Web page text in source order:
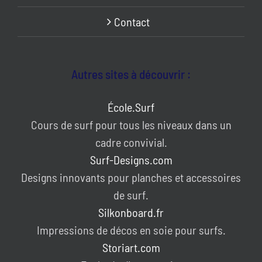
Contact
Autres sites à découvrir :
École.Surf
Cours de surf pour tous les niveaux dans un
cadre convivial.
Surf-Designs.com
Designs innovants pour planches et accessoires
de surf.
Silkonboard.fr
Impressions de décos en soie pour surfs.
Storiart.com